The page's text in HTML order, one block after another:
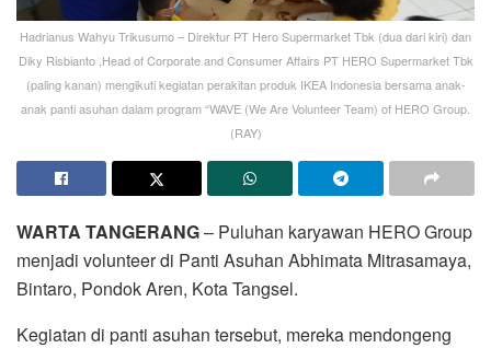
Hadrianus Wahyu Trikusumo – Direktur PT Hero Supermarket Tbk (dua dari kiri) dan
Diky Risbianto ,Head of Corporate and Consumer Affairs PT HERO Supermarket Tbk
(paling kanan) mengikuti kegiatan perakitan produk IKEA Indonesia bersama anak-
anak panti asuhan dalam program “WAVE (We Are Volunteer Team) of HERO Group.
(RAY)
WARTA TANGERANG– Puluhan karyawan HERO Group
menjadi volunteer di Panti Asuhan Abhimata Mitrasamaya,
Bintaro, Pondok Aren, Kota Tangsel.
Kegiatan di panti asuhan tersebut, mereka mendongeng